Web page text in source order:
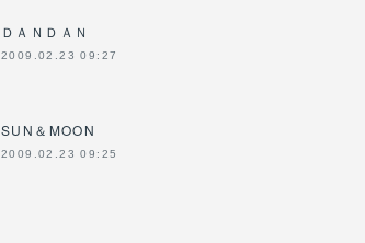
ＤＡＮＤＡＮ
2009.02.23 09:27
SUN＆MOON
2009.02.23 09:25